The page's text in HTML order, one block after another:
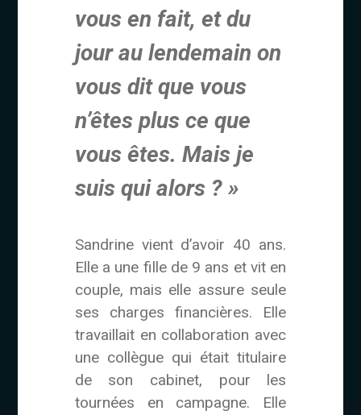
vous en fait, et du
jour au lendemain on
vous dit que vous
n’êtes plus ce que
vous êtes. Mais je
suis qui alors ? »
Sandrine vient d’avoir 40 ans.
Elle a une fille de 9 ans et vit en
couple, mais elle assure seule
ses charges financières. Elle
travaillait en collaboration avec
une collègue qui était titulaire
de son cabinet, pour les
tournées en campagne. Elle